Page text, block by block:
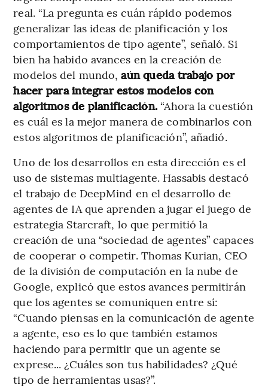
real. “La pregunta es cuán rápido podemos
generalizar las ideas de planificación y los
comportamientos de tipo agente”, señaló. Si
bien ha habido avances en la creación de
modelos del mundo,aún queda trabajo por
hacer para integrar estos modelos con
algoritmos de planificación.“Ahora la cuestión
es cuál es la mejor manera de combinarlos con
estos algoritmos de planificación”, añadió.
Uno de los desarrollos en esta dirección es el
uso de sistemas multiagente. Hassabis destacó
el trabajo de DeepMind en el desarrollo de
agentes de IA que aprenden a jugar el juego de
estrategia Starcraft, lo que permitió la
creación de una “sociedad de agentes” capaces
de cooperar o competir. Thomas Kurian, CEO
de la división de computación en la nube de
Google, explicó que estos avances permitirán
que los agentes se comuniquen entre sí:
“Cuando piensas en la comunicación de agente
a agente, eso es lo que también estamos
haciendo para permitir que un agente se
exprese... ¿Cuáles son tus habilidades? ¿Qué
tipo de herramientas usas?”.